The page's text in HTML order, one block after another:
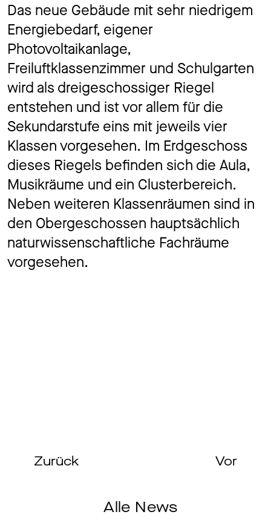
Das neue Gebäude mit sehr niedrigem
Energiebedarf, eigener
Photovoltaikanlage,
Freiluftklassenzimmer und Schulgarten
wird als dreigeschossiger Riegel
entstehen und ist vor allem für die
Sekundarstufe eins mit jeweils vier
Klassen vorgesehen. Im Erdgeschoss
dieses Riegels befinden sich die Aula,
Musikräume und ein Clusterbereich.
Neben weiteren Klassenräumen sind in
den Obergeschossen hauptsächlich
naturwissenschaftliche Fachräume
vorgesehen.
Zurück Vor
Alle News